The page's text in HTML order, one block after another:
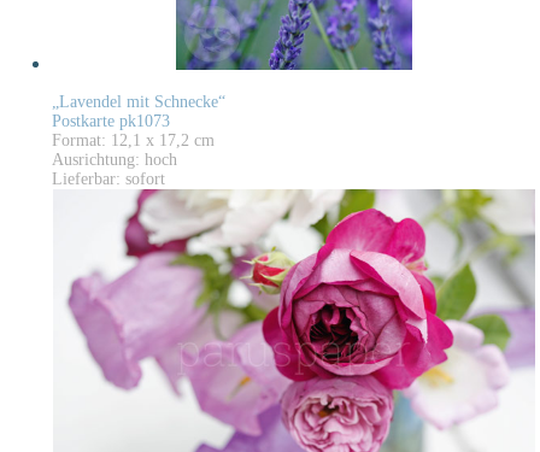
„Lavendel mit Schnecke“
Postkarte pk1073
Format: 12,1 x 17,2 cm
Ausrichtung: hoch
Lieferbar: sofort